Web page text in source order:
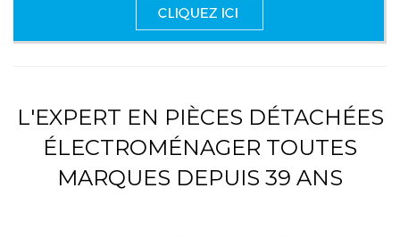
L'EXPERT EN PIÈCES DÉTACHÉES
ÉLECTROMÉNAGER TOUTES
MARQUES DEPUIS 39 ANS